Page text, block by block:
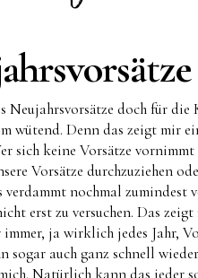
Neujahrsvorsätze doch für
wütend. Denn das zeigt mir
sich keine Vorsätze
Vorsätze durchzuziehen
nochmal zumindest
erst zu versuchen. Das
ja wirklich jedes Jahr,
sogar auch ganz schnell
Natürlich kann das jeder